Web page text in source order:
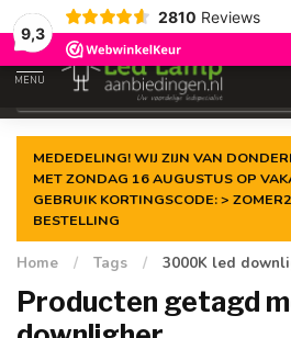
9,3
2810 Reviews
Gegarandeerde delaagste prijs
MENU
MEDEDELING! WIJ ZIJN VAN
MET ZONDAG 16 AUGUSTUS OP
GEBRUIK KORTINGSCODE: >
BESTELLING
Home / Tags / 3000K led
Producten getagd